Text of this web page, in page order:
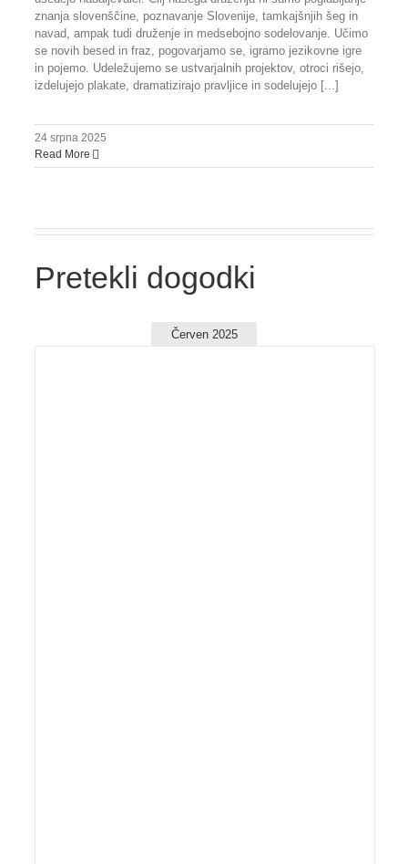
znanja slovenščine, poznavanje Slovenije, tamkajšnjih šeg in
navad, ampak tudi druženje in medsebojno sodelovanje. Učimo
se novih besed in fraz, pogovarjamo se, igramo jezikovne igre
in pojemo. Udeležujemo se ustvarjalnih projektov, otroci rišejo,
izdelujejo plakate, dramatizirajo pravljice in sodelujejo [...]
24 srpna 2025
Read More
Pretekli dogodki
Červen 2025